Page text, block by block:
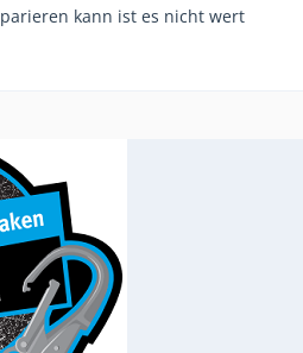
kann ist es nicht wert